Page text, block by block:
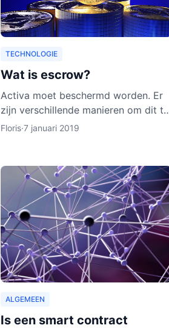
TECHNOLOGIE
Wat is escrow?
Activa moet beschermd worden. Er
zijn verschillende manieren om dit te
doen. Hoe escrow activa beschermt,
Floris·7 januari 2019
ALGEMEEN
Is een smart contract